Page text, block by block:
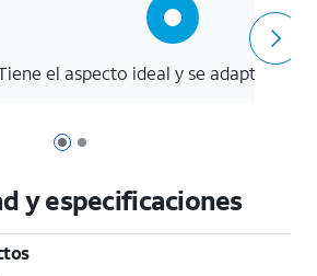
Página 1 de 2
Página 2 de 2
el aspecto ideal y se adapta a tu
y especificaciones